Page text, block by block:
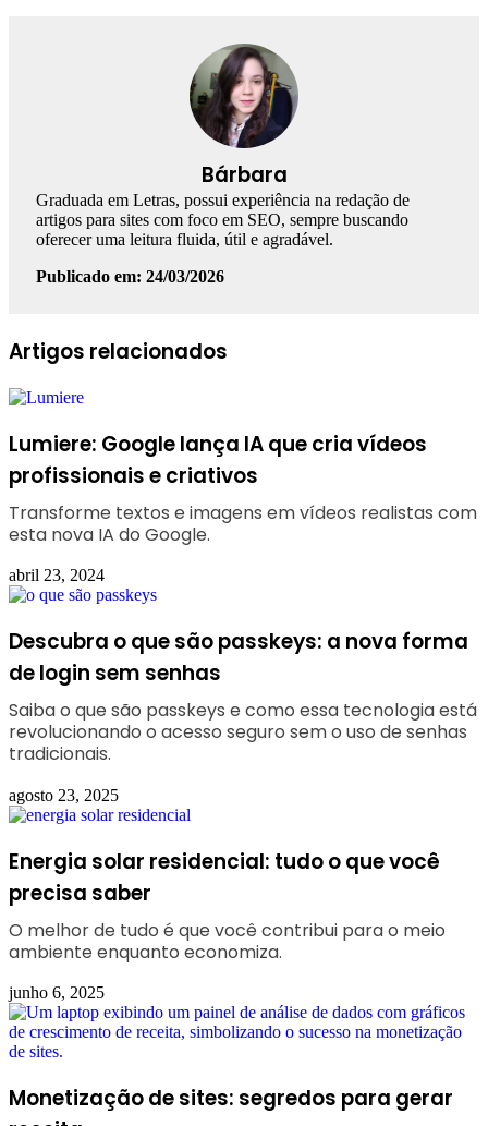
Bárbara
Graduada em Letras, possui experiência na redação de
artigos para sites com foco em SEO, sempre buscando
oferecer uma leitura fluida, útil e agradável.
Publicado em: 24/03/2026
Facebook
Linkedin
WhatsApp
Telegram
Artigos relacionados
Lumiere: Google lança IA que cria vídeos
profissionais e criativos
Transforme textos e imagens em vídeos realistas com
esta nova IA do Google.
abril 23, 2024
Descubra o que são passkeys: a nova forma
de login sem senhas
Saiba o que são passkeys e como essa tecnologia está
revolucionando o acesso seguro sem o uso de senhas
tradicionais.
agosto 23, 2025
Energia solar residencial: tudo o que você
precisa saber
O melhor de tudo é que você contribui para o meio
ambiente enquanto economiza.
junho 6, 2025
Monetização de sites: segredos para gerar